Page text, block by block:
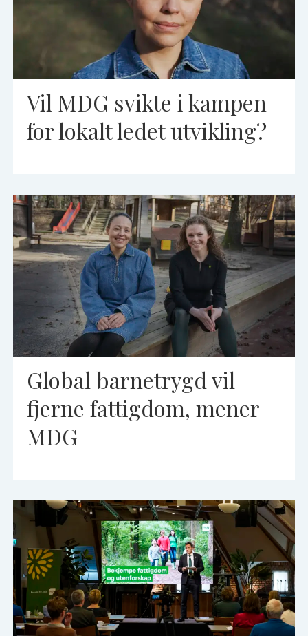
Vil MDG svikte i kampen
for lokalt ledet utvikling?
Global barnetrygd vil
fjerne fattigdom, mener
MDG